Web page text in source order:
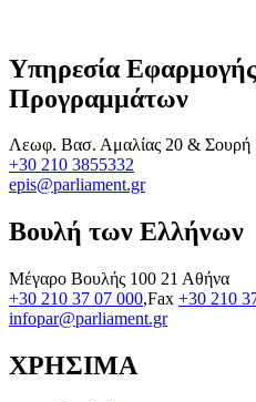
Υπηρεσία
Προγραμμάτων
Λεωφ. Βασ. Αμαλίας 20 & Σουρή
+30 210 3855332
epis@parliament.gr
Βουλή των Ελλήνων
Μέγαρο Βουλής 100 21 Αθήνα
+30 210 37 07 000,Fax +30 210
infopar@parliament.gr
ΧΡΗΣΙΜΑ